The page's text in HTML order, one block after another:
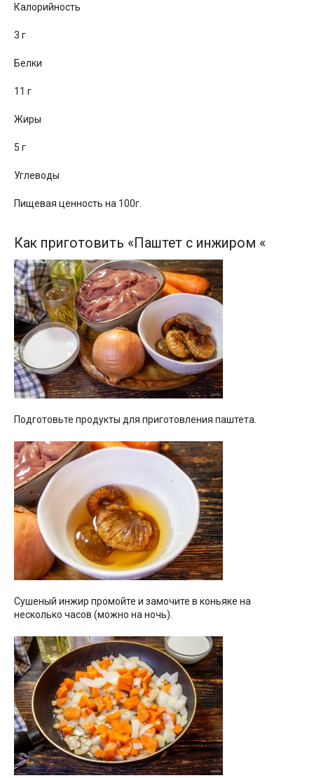
Калорийность
3 г
Белки
11 г
Жиры
5 г
Углеводы
Пищевая ценность на 100г.
Как приготовить «Паштет с инжиром «
Подготовьте продукты для приготовления паштета.
Сушеный инжир промойте и замочите в коньяке на
несколько часов (можно на ночь).